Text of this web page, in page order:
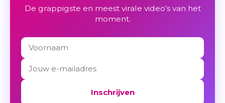
De grappigste en meest virale video’s van het
moment.
Inschrijven